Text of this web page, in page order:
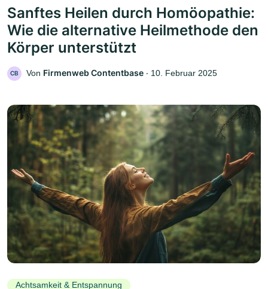
Sanftes Heilen durch Homöopathie:
Wie die alternative Heilmethode den
Körper unterstützt
CB Von Firmenweb Contentbase ‧ 10. Februar 2025
Achtsamkeit & Entspannung